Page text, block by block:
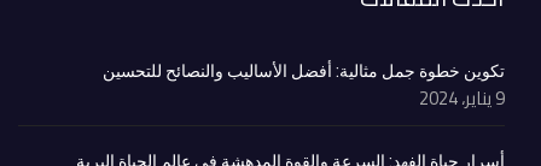
تكوين خطوة جمل مثالية: أفضل الأساليب والنصائح للتحسين
9 يناير، 2024